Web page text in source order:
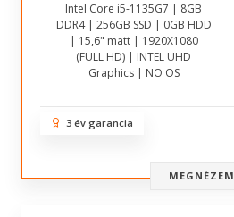
Intel Core i5-1135G7 | 8GB
DDR4 | 256GB SSD | 0GB HDD
| 15,6" matt | 1920X1080
(FULL HD) | INTEL UHD
Graphics | NO OS
3 év garancia
MEGNÉZEM